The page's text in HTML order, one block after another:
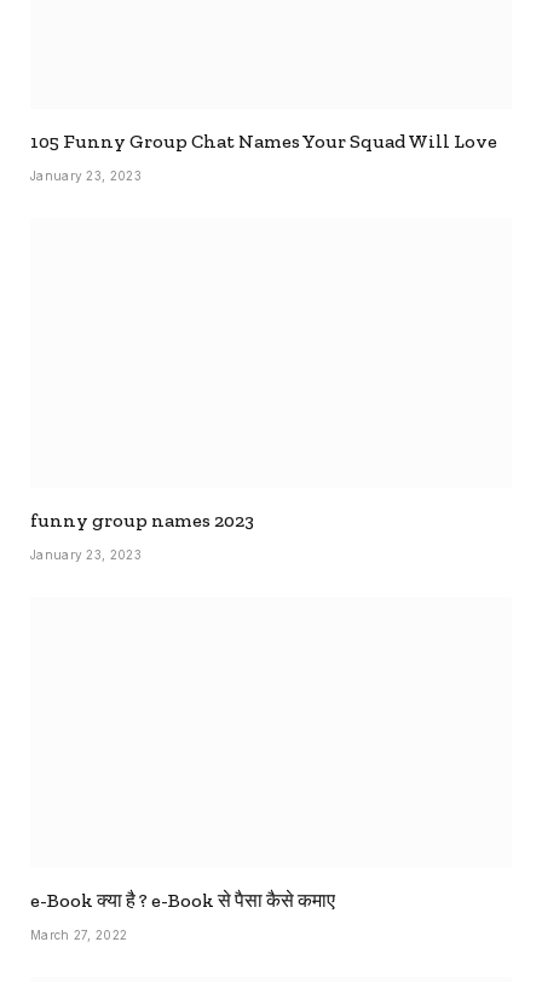
105 Funny Group Chat Names Your Squad Will Love
January 23, 2023
funny group names 2023
January 23, 2023
e-Book क्या है ? e-Book से पैसा कैसे कमाए
March 27, 2022